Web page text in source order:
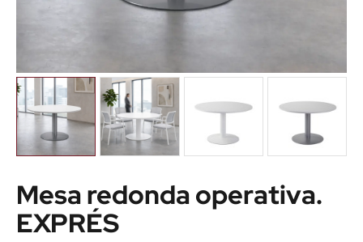
Mesa redonda operativa.
EXPRÉS